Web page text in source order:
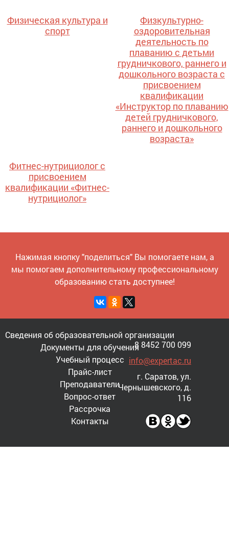
Физическая культура и
спорт
Физкультурно-
оздоровительная
деятельность по
плаванию с детьми
грудничкового, раннего и
дошкольного возраста с
присвоением
квалификации
«Инструктор по плаванию
детей грудничкового,
раннего и дошкольного
возраста»
Фитнес-нутрициолог с
присвоением
квалификации «Фитнес-
нутрициолог»
Нажимая кнопку "поделиться" Вы помогаете нам, а
мы помогаем дополнительному профессиональному
образованию стать доступнее!
Сведения об образовательной организации
Документы для обучения
Учебный процесс
Прайс-лист
Преподаватели
Вопрос-ответ
Рассрочка
Контакты
8 8452 700 099
info@expertac.ru
г. Саратов, ул.
Чернышевского, д.
116